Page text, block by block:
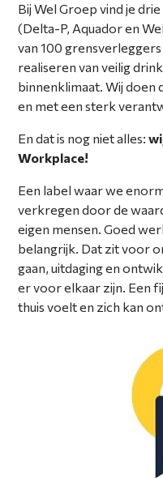
Bij Wel Groep vind je
(Delta-P, Aquador en
van 100
realiseren van veilig
binnenklimaat. Wij doen
en met een sterk
En dat is nog niet alles:
Workplace!
Een label waar we
verkregen door de
eigen mensen. Goed
belangrijk. Dat zit voor
gaan, uitdaging en
er voor elkaar zijn. Een
thuis voelt en zich kan